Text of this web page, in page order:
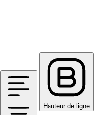
Hauteur de ligne